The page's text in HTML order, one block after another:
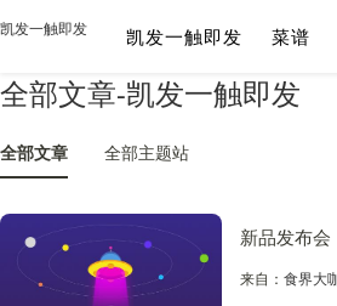
全部文章-凯发一触即发
凯发一触即发 凯发一触即发 菜谱
全部文章 全部主题站
新品发布
来自： 食界大